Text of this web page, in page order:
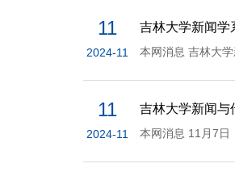
吉林大学新闻学
11
2024-11
吉林大学新闻与
11
2024-11